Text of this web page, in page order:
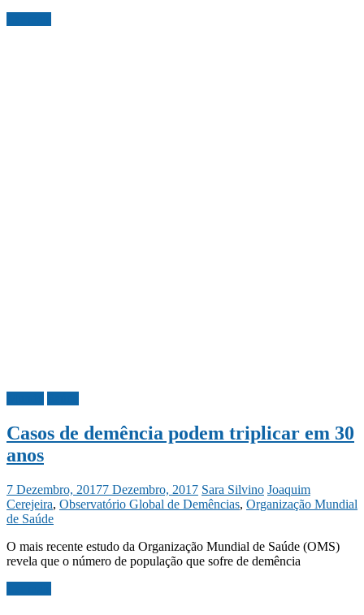
Casos de demência podem triplicar em 30
anos
7 Dezembro, 20177 Dezembro, 2017 Sara Silvino Joaquim
Cerejeira, Observatório Global de Demências, Organização Mundial
de Saúde
O mais recente estudo da Organização Mundial de Saúde (OMS)
revela que o número de população que sofre de demência